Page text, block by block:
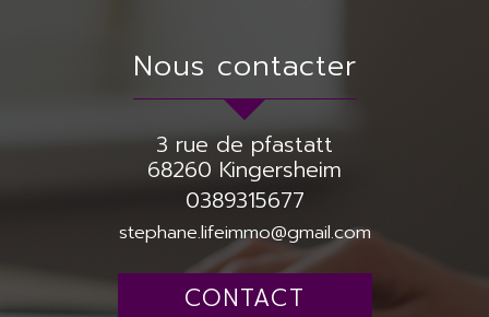
nous contacter
3 rue de pfastatt
68260 Kingersheim
0389315677
stephane.lifeimmo@gmail.com
CONTACT